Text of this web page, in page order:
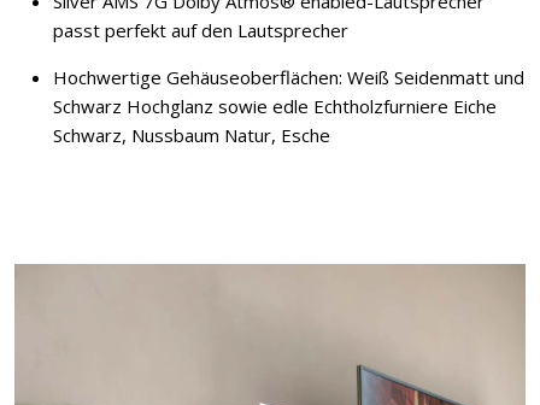
passt perfekt auf den Lautsprecher
Hochwertige Gehäuseoberflächen: Weiß Seidenmatt und
Schwarz Hochglanz sowie edle Echtholzfurniere Eiche
Schwarz, Nussbaum Natur, Esche